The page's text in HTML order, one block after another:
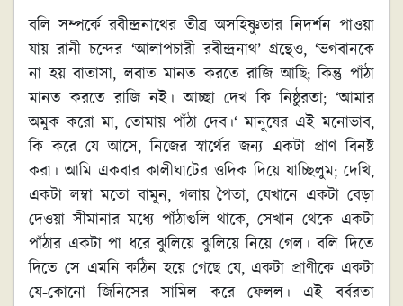
বলি সম্পর্কে রবীন্দ্রনাথের তীব্র অসহিষ্ণুতার নিদর্শন পাওয়া
যায় রানী চন্দের ‘আলাপচারী রবীন্দ্রনাথ’ গ্রন্থেও, ‘ভগবানকে
না হয় বাতাসা, লবাত মানত করতে রাজি আছি; কিন্তু প‍াঁঠা
মানত করতে রাজি নই। আচ্ছা দেখ কি নিষ্ঠুরতা; ‘আমার
অমুক করো মা, তোমায় পাঁঠা দেব।‘ মানুষের এই মনোভাব,
কি করে যে আসে, নিজের স্বার্থের জন্য একটা প্রাণ বিনষ্ট
করা। আমি একবার কালীঘাটের ওদিক দিয়ে যাচ্ছিলুম; দেখি,
একটা লম্বা মতো বামুন, গলায় পৈতা, যেখানে একটা বেড়া
দেওয়া সীমানার মধ্যে পাঁঠাগুলি থাকে, সেখান থেকে একটা
পাঁঠার একটা পা ধরে ঝুলিয়ে ঝুলিয়ে নিয়ে গেল। বলি দিতে
দিতে সে এমনি কঠিন হয়ে গেছে যে, একটা প্রাণীকে একটা
যে-কোনো জিনিসের সামিল করে ফেলল। এই বর্বরতা